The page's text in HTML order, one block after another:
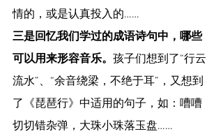
情的，或是认真投入的……
三是回忆我们学过的成语诗句中，哪些
可以用来形容音乐。 孩子们想到了“行云
流水”、“余音绕梁，不绝于耳”，又想到
了《琵琶行》中适用的句子，如：嘈嘈
切切错杂弹，大珠小珠落玉盘……